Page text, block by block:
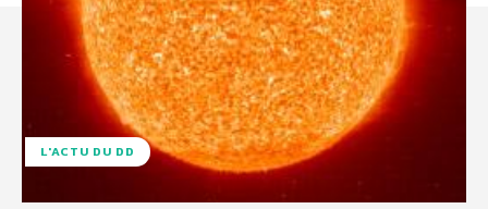
L'ACTU DU DD